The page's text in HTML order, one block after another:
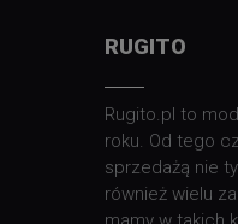
RUGITO
Rugito.pl to
roku. Od tego
sprzedażą nie
również wielu